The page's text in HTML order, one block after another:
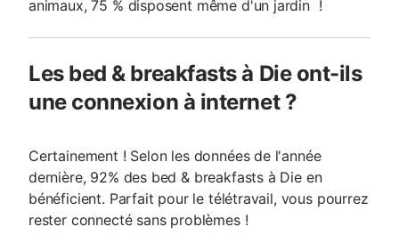
animaux, 75 % disposent même d'un jardin !
Les bed & breakfasts à Die ont-ils
une connexion à internet ?
Certainement ! Selon les données de l'année
dernière, 92% des bed & breakfasts à Die en
bénéficient. Parfait pour le télétravail, vous pourrez
rester connecté sans problèmes !